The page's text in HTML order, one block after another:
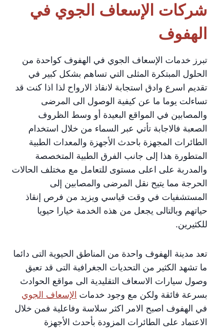
شركات الإسعاف الجوي في
الهفوف
تبرز خدمات الإسعاف الجوي في الهفوف كواحدة من
الحلول المبتكرة المثلى التي تساهم بشكل كبير في
تقديم اسرع وادق استجابة لانقاذ الارواح لذا اذا كنت قد
تساءلت يوما ما عن كيفية الوصول الى المرضى
والمصابين في المواقع البعيدة أو وسط الظروف
الصعبة فالاجابة تأتي عبر السماء من خلال استخدام
الطائرات المجهزة باحدث الأجهزة والمعدات الطبية
المتطورة هذا إلى جانب الفرق الطبية المتخصصة
والمدربة على اعلى مستوى للتعامل مع مختلف الحالات
الحرجة مما يتيح نقل المرضى والمصابين إلى
المستشفيات في وقت قياسي ويزيد من فرص إنقاذ
حياتهم وبالتالى يجعل من هذه الخدمة خيارا حيويا
للكثيرين.
تعد مدينة الهفوف واحدة من المناطق الحيوية التى دائما
ما تشهد الكثير من التحديات الجغرافية التى قد تعيق
وصول سيارات الاسعاف التقليدية الى مواقع الحوادث
بسرعة فائقة ولكن مع وجود خدمات الإسعاف الجوي
في الهفوف اصبح الامر اكثر سلاسة وفاعلية فمن خلال
الاعتماد على الطائرات المزودة بأحدث الأجهزة